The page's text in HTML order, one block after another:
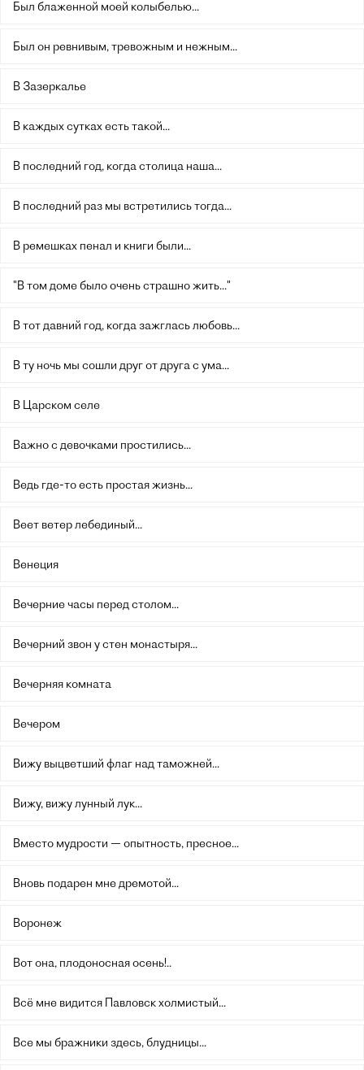
Был блаженной моей колыбелью...
Был он ревнивым, тревожным и нежным...
В Зазеркалье
В каждых сутках есть такой...
В последний год, когда столица наша...
В последний раз мы встретились тогда...
В ремешках пенал и книги были...
"В том доме было очень страшно жить..."
В тот давний год, когда зажглась любовь...
В ту ночь мы сошли друг от друга с ума...
В Царском селе
Важно с девочками простились...
Ведь где-то есть простая жизнь...
Веет ветер лебединый...
Венеция
Вечерние часы перед столом...
Вечерний звон у стен монастыря...
Вечерняя комната
Вечером
Вижу выцветший флаг над таможней...
Вижу, вижу лунный лук...
Вместо мудрости — опытность, пресное...
Вновь подарен мне дремотой...
Воронеж
Вот она, плодоносная осень!..
Всё мне видится Павловск холмистый...
Все мы бражники здесь, блудницы...